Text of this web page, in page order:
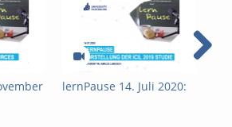
des Paderborner Osterlaufs. Den
eine gesonderte Wertung für die
Paderborn. Das Ziel: mit
möglichst viele
an Deutschlands ältesten
zum Studiengang Sportökonomie
und Veranstaltungsmanagement:
lernPause 14. Juli 2020: